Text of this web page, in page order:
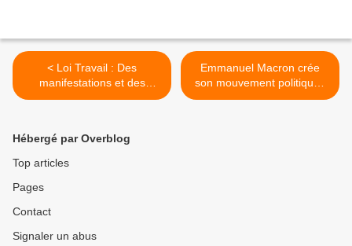
< Loi Travail : Des
manifestations et des
heurts dans plusieurs villes
Emmanuel Macron crée
son mouvement politique :
En Marche >
Hébergé par Overblog
Top articles
Pages
Contact
Signaler un abus